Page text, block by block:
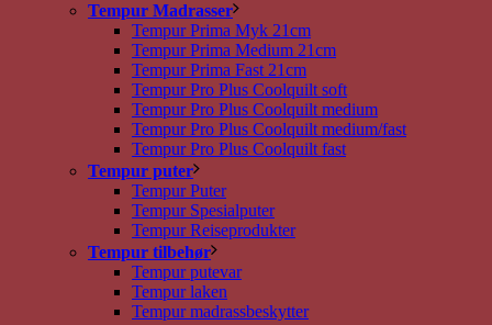
Tempur Madrasser
Tempur Prima Myk 21cm
Tempur Prima Medium 21cm
Tempur Prima Fast 21cm
Tempur Pro Plus Coolquilt soft
Tempur Pro Plus Coolquilt medium
Tempur Pro Plus Coolquilt medium/fast
Tempur Pro Plus Coolquilt fast
Tempur puter
Tempur Puter
Tempur Spesialputer
Tempur Reiseprodukter
Tempur tilbehør
Tempur putevar
Tempur laken
Tempur madrassbeskytter